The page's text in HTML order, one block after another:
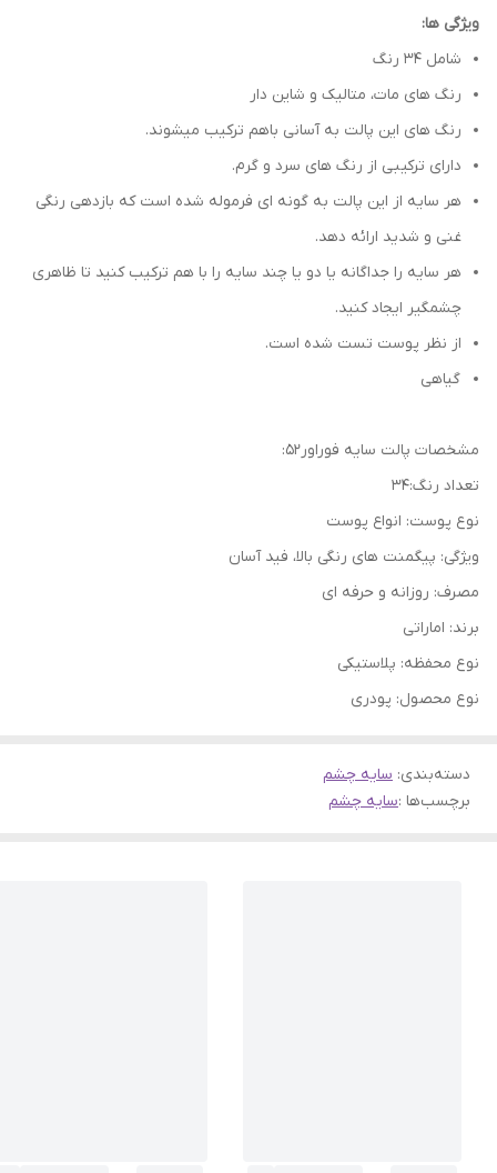
ویژگی ها:
شامل 34 رنگ
رنگ های مات، متالیک و شاین دار
رنگ های این پالت به آسانی باهم ترکیب میشوند.
دارای ترکیبی از رنگ های سرد و گرم.
هر سایه از این پالت به گونه ای فرموله شده است که بازدهی رنگی
غنی و شدید ارائه دهد.
هر سایه را جداگانه یا دو یا چند سایه را با هم ترکیب کنید تا ظاهری
چشمگیر ایجاد کنید.
از نظر پوست تست شده است.
گیاهی
مشخصات پالت سایه فوراور52:
تعداد رنگ:34
نوع پوست: انواع پوست
ویژگی: پیگمنت های رنگی بالا، فید آسان
مصرف: روزانه و حرفه ای
برند: اماراتی
نوع محفظه: پلاستیکی
نوع محصول: پودری
دسته‌بندی: سایه چشم
برچسب‌ها :سایه چشم